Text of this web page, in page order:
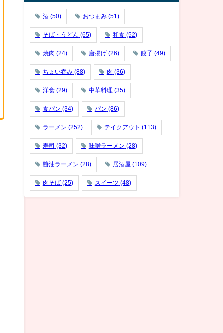
酒 (50) おつまみ(51)
そば・うどん (65) 和食(52)
焼肉 (24) 唐揚げ (26) 餃子(49)
ちょい吞み(88) 肉 (36)
洋食(29) 中華料理 (35)
食パン (34) パン (86)
ラーメン (252) テイクアウト (113)
寿司 (32) 味噌ラーメン (28)
醬油ラーメン (28) 居酒屋 (109)
肉そば (25) スイーツ (48)